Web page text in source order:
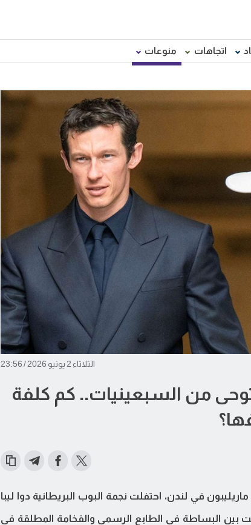
اتجاهات منوعات
الثلاثاء 2 يونيو 2026 / 23:56
من السبعينيات.. كم كلفة
في لندن، احتفلت نجمة البوب البريطانية دوا ليبا
بين البساطة في الطابع الرسمي والفخامة المطلقة في